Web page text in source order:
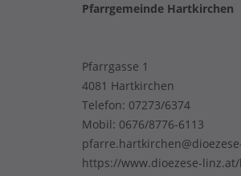
Pfarrgemeinde Hartkirchen
Pfarrgasse 1
4081 Hartkirchen
Telefon: 07273/6374
Mobil: 0676/8776-6113
https://www.dioezese-